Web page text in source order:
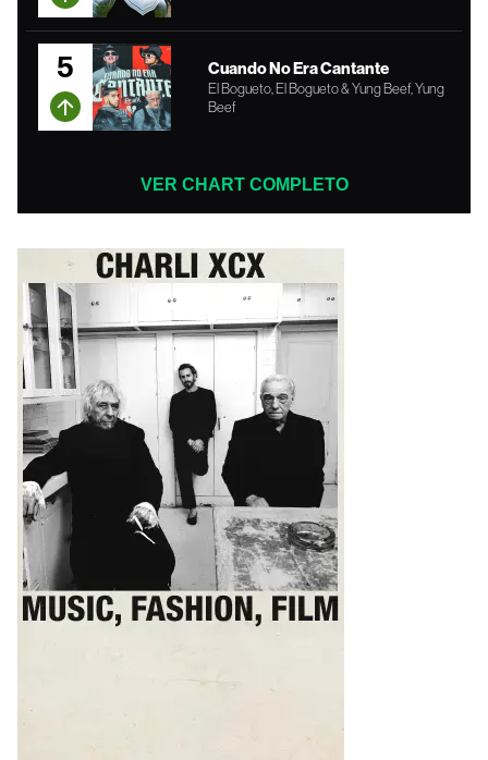
5 Cuando No Era Cantante
El Bogueto, El Bogueto & Yung Beef, Yung
Beef
VER CHART COMPLETO